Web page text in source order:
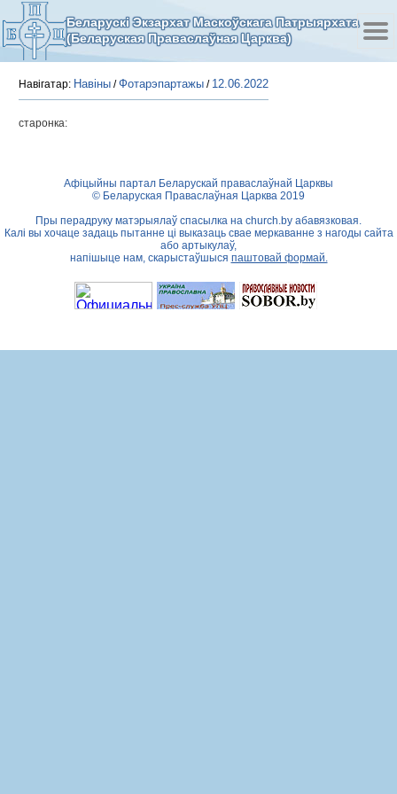
Беларускі Экзархат Маскоўскага Патрыярхата
(Беларуская Праваслаўная Царква)
Навігатар: Навіны /Фотарэпартажы / 12.06.2022
старонка:
Афіцыйны партал Беларускай праваслаўнай Царквы
© Беларуская Праваслаўная Царква 2019
Пры перадруку матэрыялаў спасылка на church.by абавязковая.
Калі вы хочаце задаць пытанне ці выказаць свае меркаванне з нагоды сайта
або артыкулаў,
напішыце нам, скарыстаўшыся паштовай формай.